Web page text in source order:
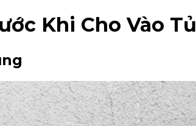
Khi Cho Vào Tủ